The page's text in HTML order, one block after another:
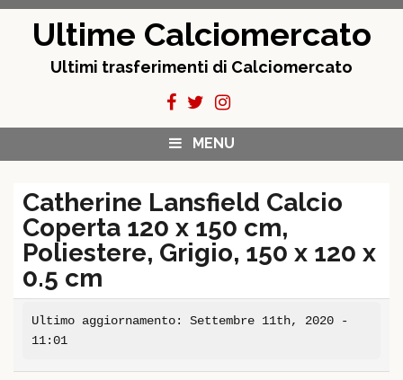
Ultime Calciomercato
Ultimi trasferimenti di Calciomercato
MENU
Catherine Lansfield Calcio
Coperta 120 x 150 cm,
Poliestere, Grigio, 150 x 120 x
0.5 cm
Ultimo aggiornamento: Settembre 11th, 2020 -
11:01